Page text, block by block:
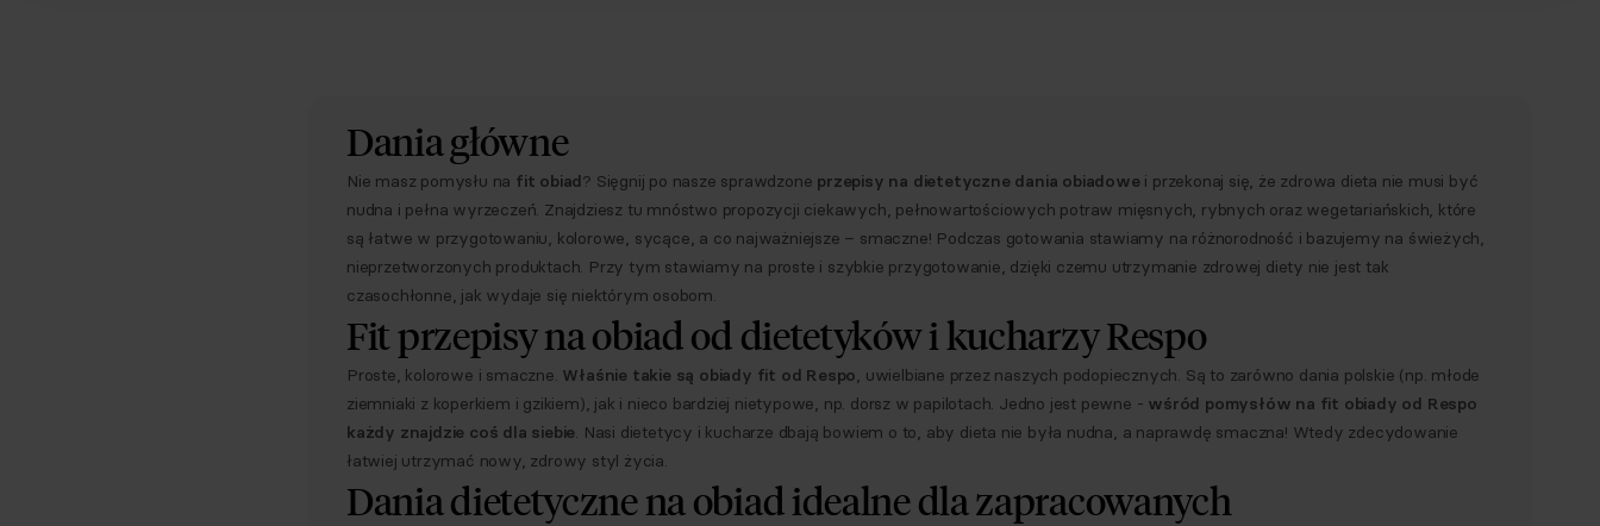
Dania główne
Nie masz pomysłu na fit obiad? Sięgnij po nasze sprawdzone przepisy na dietetyczne dania obiadowei przekonaj się, że zdrowa dieta nie musi być
nudna i pełna wyrzeczeń. Znajdziesz tu mnóstwo propozycji ciekawych, pełnowartościowych potraw mięsnych, rybnych oraz wegetariańskich, które
są łatwe w przygotowaniu, kolorowe, sycące, a co najważniejsze – smaczne! Podczas gotowania stawiamy na różnorodność i bazujemy na świeżych,
nieprzetworzonych produktach. Przy tym stawiamy na proste i szybkie przygotowanie, dzięki czemu utrzymanie zdrowej diety nie jest tak
czasochłonne, jak wydaje się niektórym osobom.
Fit przepisy na obiad od dietetyków i kucharzy Respo
Proste, kolorowe i smaczne. Właśnie takie są obiady fit od Respo, uwielbiane przez naszych podopiecznych. Są to zarówno dania polskie (np. młode
ziemniaki z koperkiem i gzikiem), jak i nieco bardziej nietypowe, np. dorsz w papilotach. Jedno jest pewne - wśród pomysłów na fit obiady od Respo
każdy znajdzie coś dla siebie. Nasi dietetycy i kucharze dbają bowiem o to, aby dieta nie była nudna, a naprawdę smaczna! Wtedy zdecydowanie
łatwiej utrzymać nowy, zdrowy styl życia.
Dania dietetyczne na obiad idealne dla zapracowanych